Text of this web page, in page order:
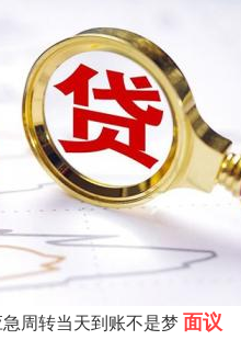
周转当天到账不是梦面议